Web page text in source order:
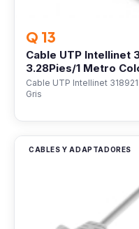
Q 13
Cable UTP Intellinet
3.28Pies/1 Metro
Cable UTP Intellinet
Gris
CABLES Y ADAPTADORES